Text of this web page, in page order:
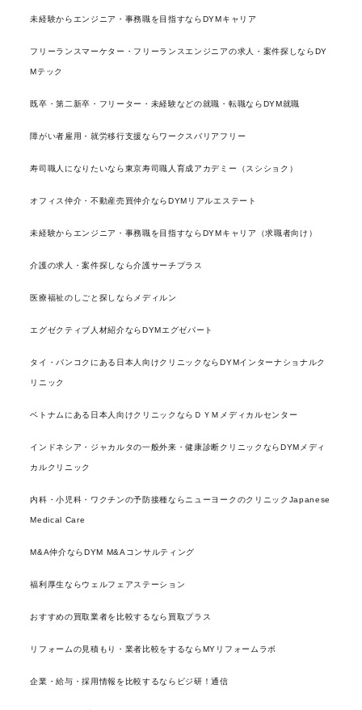
未経験からエンジニア・事務職を目指すならDYMキャリア
フリーランスマーケター・フリーランスエンジニアの求人・案件探しならDY
Mテック
既卒・第二新卒・フリーター・未経験などの就職・転職ならDYM就職
障がい者雇用・就労移行支援ならワークスバリアフリー
寿司職人になりたいなら東京寿司職人育成アカデミー（スシショク）
オフィス仲介・不動産売買仲介ならDYMリアルエステート
未経験からエンジニア・事務職を目指すならDYMキャリア（求職者向け）
介護の求人・案件探しなら介護サーチプラス
医療福祉のしごと探しならメディルン
エグゼクティブ人材紹介ならDYMエグゼパート
タイ・バンコクにある日本人向けクリニックならDYMインターナショナルク
リニック
ベトナムにある日本人向けクリニックならＤＹＭメディカルセンター
インドネシア・ジャカルタの一般外来・健康診断クリニックならDYMメディ
カルクリニック
内科・小児科・ワクチンの予防接種ならニューヨークのクリニックJapanese
Medical Care
M&A仲介ならDYM M&Aコンサルティング
福利厚生ならウェルフェアステーション
おすすめの買取業者を比較するなら買取プラス
リフォームの見積もり・業者比較をするならMYリフォームラボ
企業・給与・採用情報を比較するならビジ研！通信